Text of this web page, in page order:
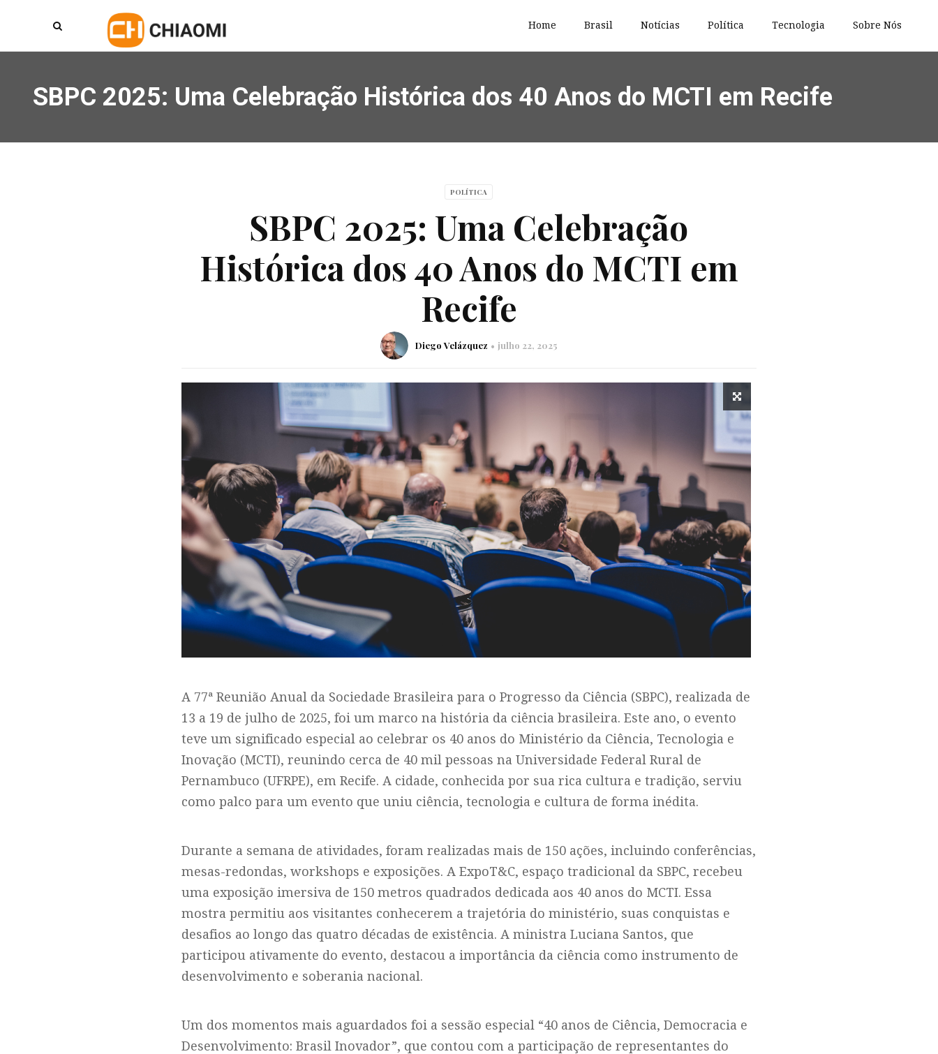
Home Brasil Notícias Política Tecnologia Sobre Nós
SBPC 2025: Uma Celebração Histórica dos 40 Anos do MCTI em Recife
POLÍTICA
SBPC 2025: Uma Celebração
Histórica dos 40 Anos do MCTI em
Recife
Diego Velázquez julho 22, 2025
A 77ª Reunião Anual da Sociedade Brasileira para o Progresso da Ciência (SBPC), realizada de
13 a 19 de julho de 2025, foi um marco na história da ciência brasileira. Este ano, o evento
teve um significado especial ao celebrar os 40 anos do Ministério da Ciência, Tecnologia e
Inovação (MCTI), reunindo cerca de 40 mil pessoas na Universidade Federal Rural de
Pernambuco (UFRPE), em Recife. A cidade, conhecida por sua rica cultura e tradição, serviu
como palco para um evento que uniu ciência, tecnologia e cultura de forma inédita.
Durante a semana de atividades, foram realizadas mais de 150 ações, incluindo conferências,
mesas-redondas, workshops e exposições. A ExpoT&C, espaço tradicional da SBPC, recebeu
uma exposição imersiva de 150 metros quadrados dedicada aos 40 anos do MCTI. Essa
mostra permitiu aos visitantes conhecerem a trajetória do ministério, suas conquistas e
desafios ao longo das quatro décadas de existência. A ministra Luciana Santos, que
participou ativamente do evento, destacou a importância da ciência como instrumento de
desenvolvimento e soberania nacional.
Um dos momentos mais aguardados foi a sessão especial “40 anos de Ciência, Democracia e
Desenvolvimento: Brasil Inovador”, que contou com a participação de representantes do